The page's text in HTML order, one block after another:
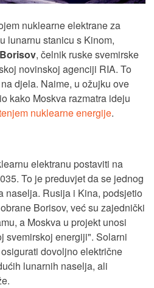
nuklearne elektrane za
lunarnu stanicu s Kinom,
, čelnik ruske svemirske
novinskoj agenciji RIA. To
djela. Naime, u ožujku ove
kako Moskva razmatra ideju
nuklearne energije.
elektranu postaviti na
To je preduvjet da se jednog
naselja. Rusija i Kina, podsjetio
Borisov, već su zajednički
a Moskva u projekt unosi
svemirskoj energiji". Solarni
dovoljno električne
lunarnih naselja, ali